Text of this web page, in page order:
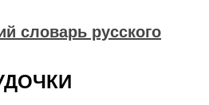
словарь русского